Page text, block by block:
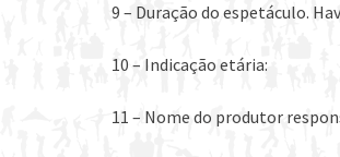
9 – Duração do espetáculo.
10 – Indicação etária:
11 – Nome do produtor